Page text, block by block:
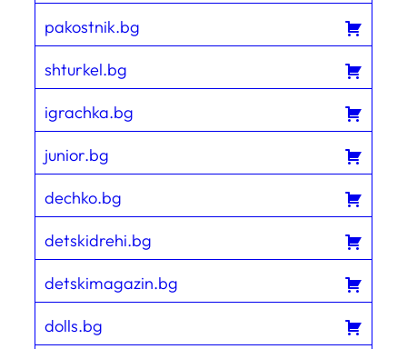
pakostnik.bg
shturkel.bg
igrachka.bg
junior.bg
dechko.bg
detskidrehi.bg
detskimagazin.bg
dolls.bg